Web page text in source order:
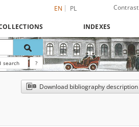
EN PL Contrast
INDEXES
search ?
Download bibliography description